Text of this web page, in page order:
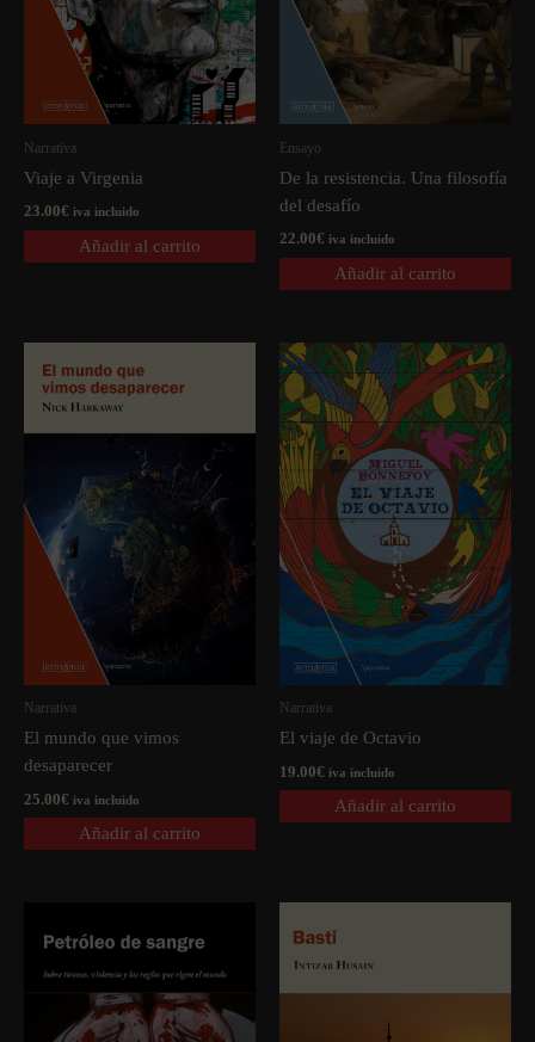
Narrativa
Viaje a Virgenia
23.00€ iva incluido
Añadir al carrito
Ensayo
De la resistencia. Una filosofí­a
del desafí­o
22.00€ iva incluido
Añadir al carrito
Narrativa
El mundo que vimos
desaparecer
25.00€ iva incluido
Añadir al carrito
Narrativa
El viaje de Octavio
19.00€ iva incluido
Añadir al carrito